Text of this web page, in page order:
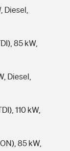
Diesel,
85 kW,
Diesel,
110 kW,
85 kW,